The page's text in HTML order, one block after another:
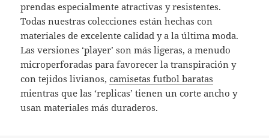
prendas especialmente atractivas y resistentes.
Todas nuestras colecciones están hechas con
materiales de excelente calidad y a la última moda.
Las versiones ‘player’ son más ligeras, a menudo
microperforadas para favorecer la transpiración y
con tejidos livianos,camisetas futbol baratas
mientras que las ‘replicas’ tienen un corte ancho y
usan materiales más duraderos.